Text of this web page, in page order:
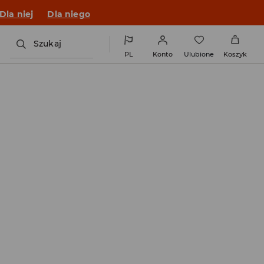
Dla niej Dla niego
Szukaj
PL Konto Ulubione Koszyk